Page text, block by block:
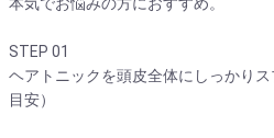
本気でお悩みの方におすすめ。
STEP 01
ヘアトニックを頭皮全体にしっかり
目安）